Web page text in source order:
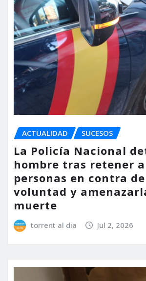
ACTUALIDAD SUCESOS
La Policía Nacional
hombre tras retener a
personas en contra
voluntad y
muerte
torrent al dia Jul 2, 2026